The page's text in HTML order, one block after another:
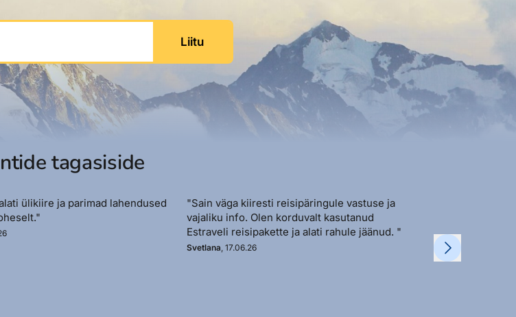
Liitu
tagasiside
ülikiire ja parimad lahendused
"Sain väga kiiresti reisipäringule vastuse ja
vajaliku info. Olen korduvalt kasutanud
Estraveli reisipakette ja alati rahule jäänud. "
Svetlana, 17.06.26
soovi korral. "
Kadi, 11.06.26